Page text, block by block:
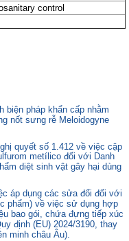
control
biện pháp khẩn cấp nhằm
nốt sưng rễ Meloidogyne
quyết số 1.412 về việc cập
metílico đối với Danh
diệt sinh vật gây hại dùng
áp dụng các sửa đổi đối với
phẩm) về việc sử dụng hợp
bao gói, chứa đựng tiếp xúc
định (EU) 2024/3190, thay
minh châu Âu).